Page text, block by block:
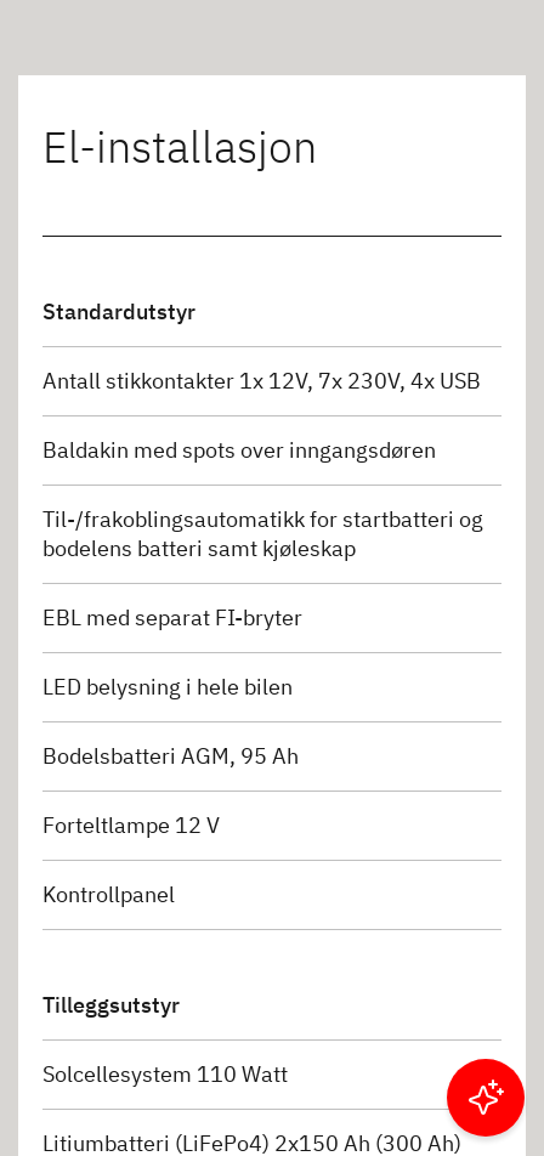
El-installasjon
Standardutstyr
Antall stikkontakter 1x 12V, 7x 230V, 4x USB
Baldakin med spots over inngangsdøren
Til-/frakoblingsautomatikk for startbatteri og
bodelens batteri samt kjøleskap
EBL med separat FI-bryter
LED belysning i hele bilen
Bodelsbatteri AGM, 95 Ah
Forteltlampe 12 V
Kontrollpanel
Tilleggsutstyr
Solcellesystem 110 Watt
Litiumbatteri (LiFePo4) 2x150 Ah (300 Ah)
Filtrer resultater